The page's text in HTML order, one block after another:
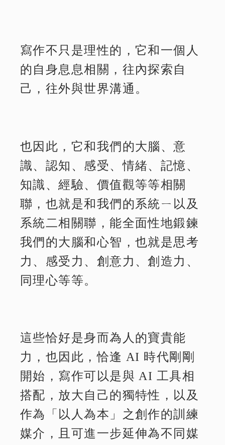
寫作不只是理性的，它和一個人
的自身息息相關，往內探索自
己，往外與世界溝通。
也因此，它和我們的大腦、意
識、認知、感受、情緒、記憶、
知識、經驗、價值觀等等相關
聯，也就是和我們的系統ㄧ以及
系統二相關聯，能全面性地鍛鍊
我們的大腦和心智，也就是思考
力、感受力、創意力、創造力、
同理心等等。
這些恰好是身而為人的寶貴能
力，也因此，恰逢 AI 時代剛剛
開始，寫作可以是與 AI 工具相
搭配，放大自己的獨特性，以及
作為「以人為本」之創作的訓練
媒介，且可進一步延伸為不同媒